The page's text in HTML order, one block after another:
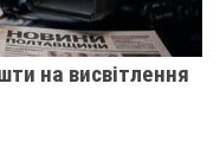
на висвітлення